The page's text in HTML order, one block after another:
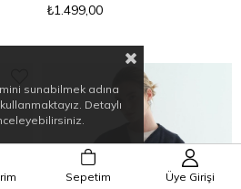
₺1.499,00
sunabilmek adına
Detaylı
Sepetim Üye Girişi